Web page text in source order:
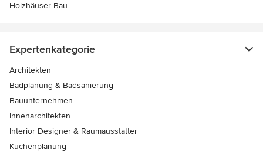
Holzhäuser-Bau
Expertenkategorie
Architekten
Badplanung & Badsanierung
Bauunternehmen
Innenarchitekten
Interior Designer & Raumausstatter
Küchenplanung